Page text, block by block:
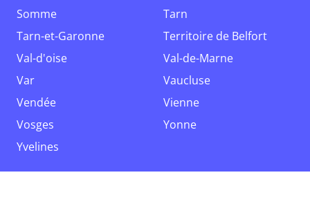
Somme
Tarn
Tarn-et-Garonne
Territoire de Belfort
Val-d'oise
Val-de-Marne
Var
Vaucluse
Vendée
Vienne
Vosges
Yonne
Yvelines